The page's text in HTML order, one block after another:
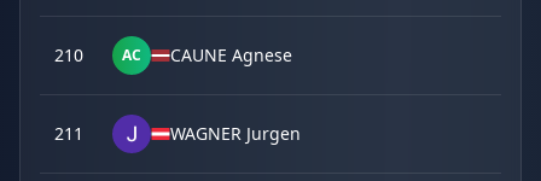
210 AC CAUNE Agnese
211 WAGNER Jurgen